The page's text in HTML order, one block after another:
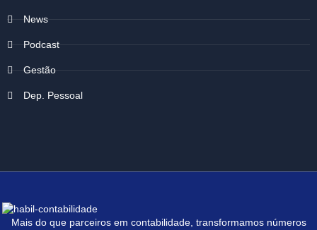
News
Podcast
Gestão
Dep. Pessoal
Mais do que parceiros em contabilidade, transformamos números